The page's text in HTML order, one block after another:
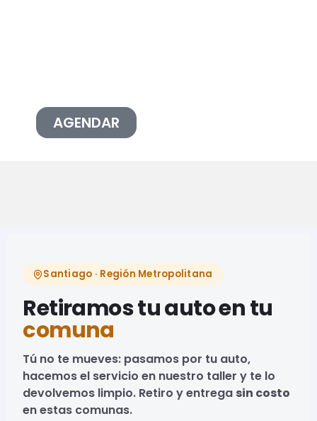
AGENDAR
Santiago · Región Metropolitana
Retiramos tu auto en tu
comuna
Tú no te mueves: pasamos por tu auto,
hacemos el servicio en nuestro taller y te lo
devolvemos limpio. Retiro y entrega sin costo
en estas comunas.